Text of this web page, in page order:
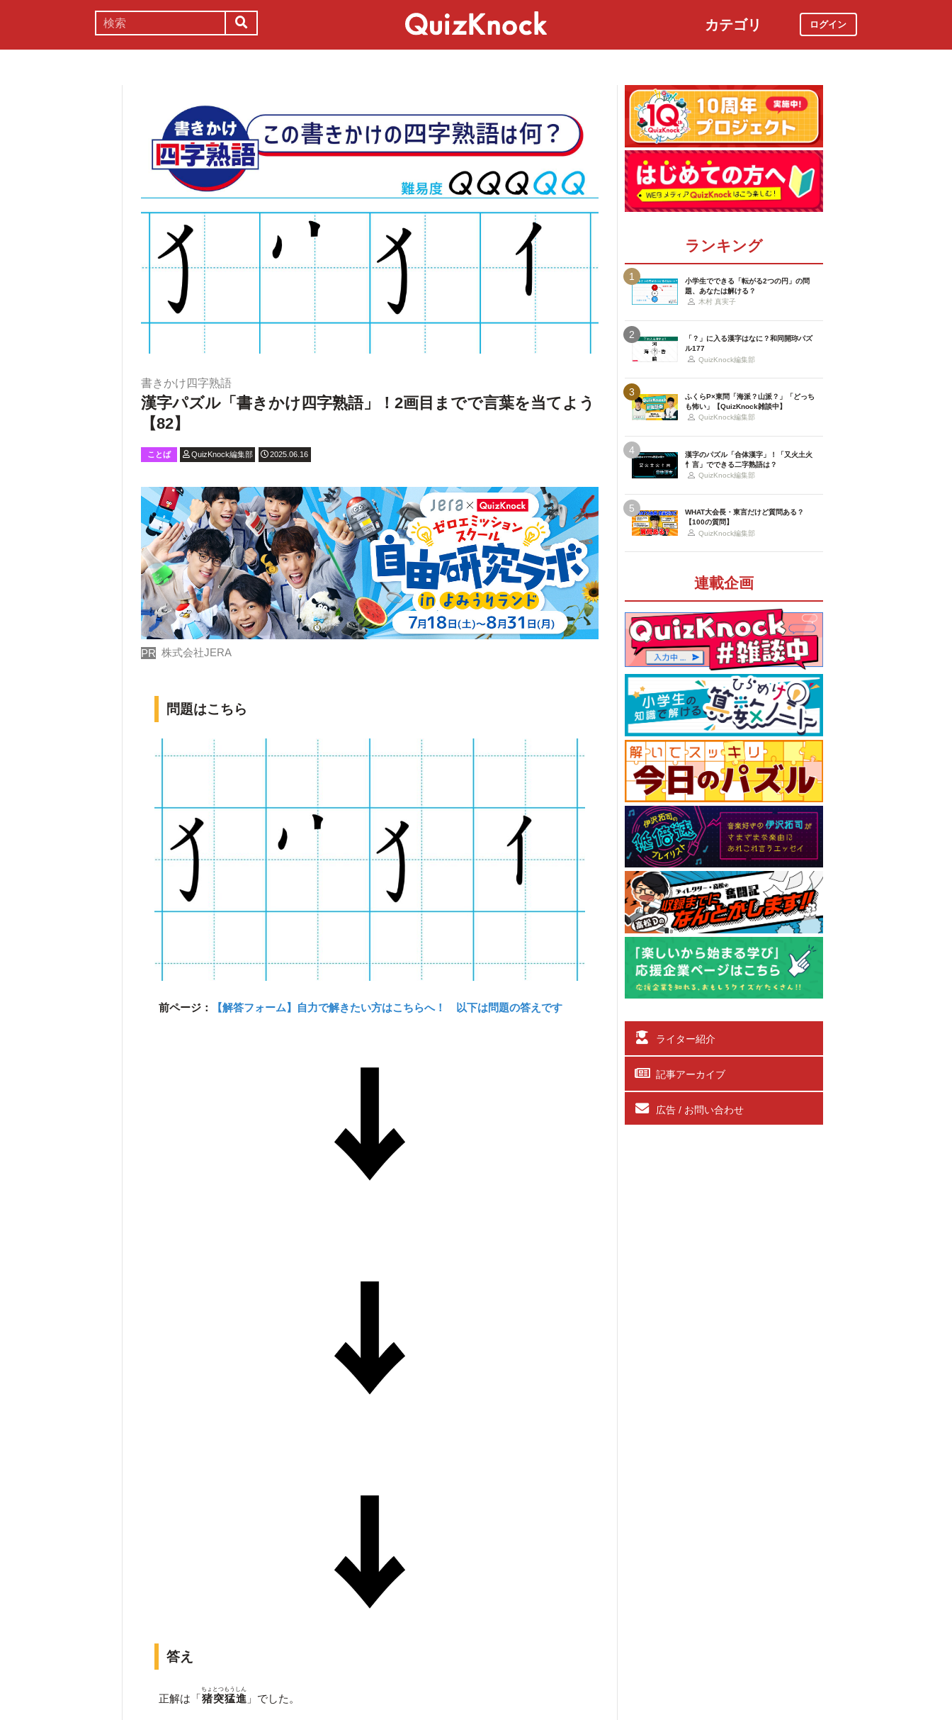
カテゴリ ログイン
書きかけ四字熟語
漢字パズル「書きかけ四字熟語」！2画目までで言葉を当てよう
【82】
ことば QuizKnock編集部 2025.06.16
PR 株式会社JERA
問題はこちら
前ページ： 【解答フォーム】自力で解きたい方はこちらへ！ 以下は問題の答えです
答え
正解は「猪突猛進
ちょとつもうしん
」でした。
ランキング
1
小学生でできる「転がる2つの円」の問
題、あなたは解ける？
木村 真実子
2
「？」に入る漢字はなに？和同開珎パズ
ル177
QuizKnock編集部
3
ふくらP×東問「海派？山派？」「どっち
も怖い」【QuizKnock雑談中】
QuizKnock編集部
4
漢字のパズル「合体漢字」！「又火土火
忄言」でできる二字熟語は？
QuizKnock編集部
5
WHAT大会長・東言だけど質問ある？
【100の質問】
QuizKnock編集部
連載企画
ライター紹介
記事アーカイブ
広告 / お問い合わせ